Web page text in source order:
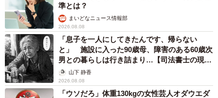
準とは？
まいどなニュース情報部
2026.08.08
「息子を一人にしてきたんです、帰らない
と」 施設に入った90歳母、障害のある60歳次
男との暮らしは行き詰まり…【司法書士の現場
から】山下 静香
2026.08.08
「ウソだろ」体重130kgの女性芸人オダウエダ